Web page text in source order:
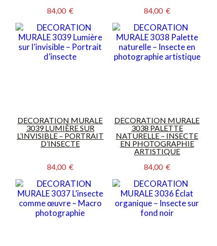
84,00  €
84,00  €
DECORATION MURALE
3039 LUMIÈRE SUR
L’INVISIBLE – PORTRAIT
D’INSECTE
84,00  €
DECORATION MURALE
3038 PALETTE
NATURELLE – INSECTE
EN PHOTOGRAPHIE
ARTISTIQUE
84,00  €